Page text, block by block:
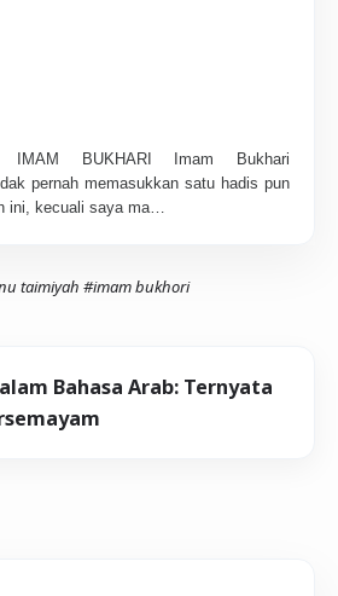
IMAM BUKHARI Imam Bukhari
pernah memasukkan satu hadis pun
ini, kecuali saya ma…
taimiyah #imam bukhori
Bahasa Arab: Ternyata